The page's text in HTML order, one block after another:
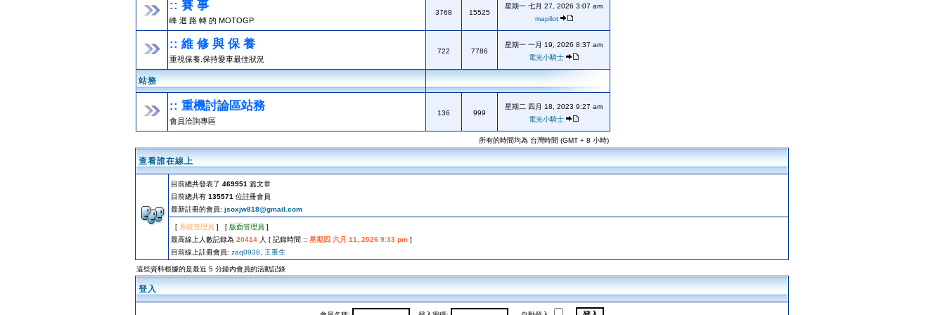
:: 賽 事
峰 迴 路 轉 的 MOTOGP
3768 15525
星期一 七月 27, 2026 3:07 am
mapilot
:: 維 修 與 保 養
重視保養.保持愛車最佳狀況
722 7786
星期一 一月 19, 2026 8:37 am
電光小騎士
站務
:: 重機討論區站務
會員洽詢專區
136 999
星期二 四月 18, 2023 9:27 am
電光小騎士
所有的時間均為 台灣時間 (GMT + 8 小時)
查看誰在線上
目前總共發表了 469951 篇文章
目前總共有 135571 位註冊會員
最新註冊的會員: jsoxjw818@gmail.com
[ 系統管理員 ] [ 版面管理員 ]
最高線上人數記錄為 20414 人 [ 記錄時間 :: 星期四 六月 11, 2026 9:33 pm ]
目前線上註冊會員: zaq0938 王重生
這些資料根據的是最近 5 分鐘內會員的活動記錄
登入